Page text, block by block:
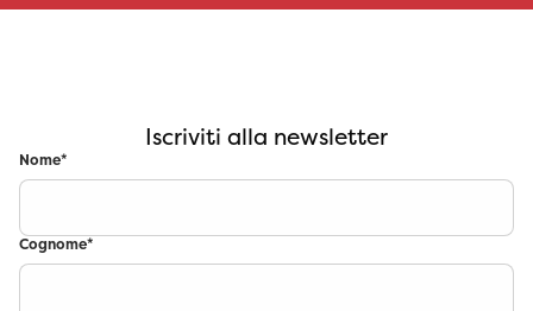
Iscriviti alla newsletter
Nome*
Cognome*